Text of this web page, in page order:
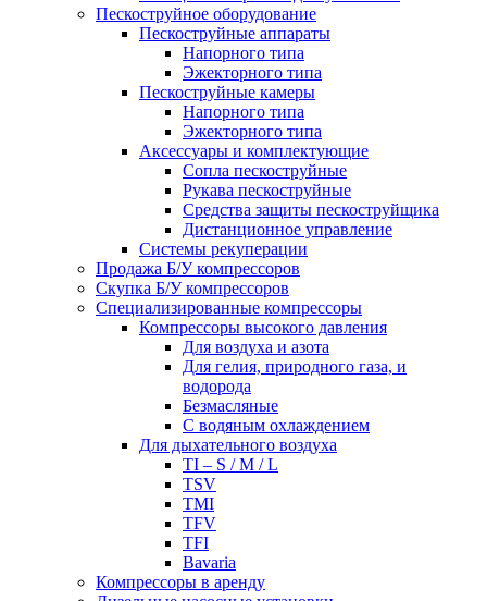
Пескоструйное оборудование
Пескоструйные аппараты
Напорного типа
Эжекторного типа
Пескоструйные камеры
Напорного типа
Эжекторного типа
Аксессуары и комплектующие
Сопла пескоструйные
Рукава пескоструйные
Средства защиты пескоструйщика
Дистанционное управление
Системы рекуперации
Продажа Б/У компрессоров
Скупка Б/У компрессоров
Специализированные компрессоры
Компрессоры высокого давления
Для воздуха и азота
Для гелия, природного газа, и
водорода
Безмасляные
С водяным охлаждением
Для дыхательного воздуха
TI – S / M / L
TSV
TMI
TFV
TFI
Bavaria
Компрессоры в аренду